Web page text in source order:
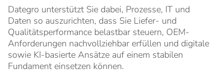
Dategro unterstützt Sie dabei, Prozesse, IT und
Daten so auszurichten, dass Sie Liefer- und
Qualitätsperformance belastbar steuern, OEM-
Anforderungen nachvollziehbar erfüllen und digitale
sowie KI-basierte Ansätze auf einem stabilen
Fundament einsetzen können.